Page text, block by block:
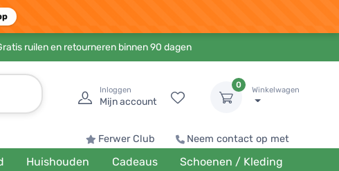
ruilen en retourneren binnen 90 dagen
Inloggen
Mijn account
0
Winkelwagen
Ferwer Club Neem contact op met
Huishouden Cadeaus Schoenen / Kleding